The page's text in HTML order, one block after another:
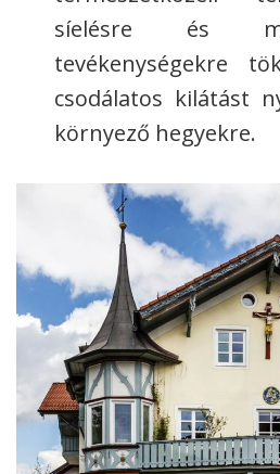
síelésre és
tevékenységekre
csodálatos kilátást
környező hegyekre.